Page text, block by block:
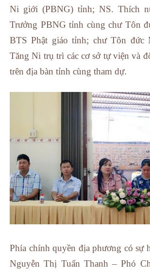
Ni giới (PBNG) tỉnh; NS. Thích
Trưởng PBNG tỉnh cùng chư Tôn
BTS Phật giáo tỉnh; chư Tôn đức
Tăng Ni trụ trì các cơ sở tự viện và
trên địa bàn tỉnh cùng tham dự.
Phía chính quyền địa phương có sự
Nguyễn Thị Tuấn Thanh – Phó